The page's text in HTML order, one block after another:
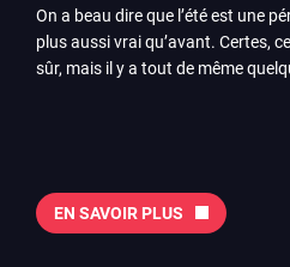
On a beau dire que l’été est une
plus aussi vrai qu’avant. Certes,
sûr, mais il y a tout de même
Tokon ou encore Beast of
chose d’ambitieux que Pokémon.
EN SAVOIR PLUS